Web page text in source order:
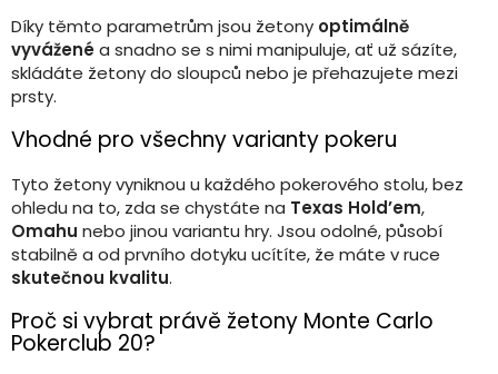
Díky těmto parametrům jsou žetony optimálně
vyváženéa snadno se s nimi manipuluje, ať už sázíte,
skládáte žetony do sloupců nebo je přehazujete mezi
prsty.
Vhodné pro všechny varianty pokeru
Tyto žetony vyniknou u každého pokerového stolu, bez
ohledu na to, zda se chystáte na Texas Hold’em,
Omahu nebo jinou variantu hry. Jsou odolné, působí
stabilně a od prvního dotyku ucítíte, že máte v ruce
skutečnou kvalitu.
Proč si vybrat právě žetony Monte Carlo
Pokerclub 20?